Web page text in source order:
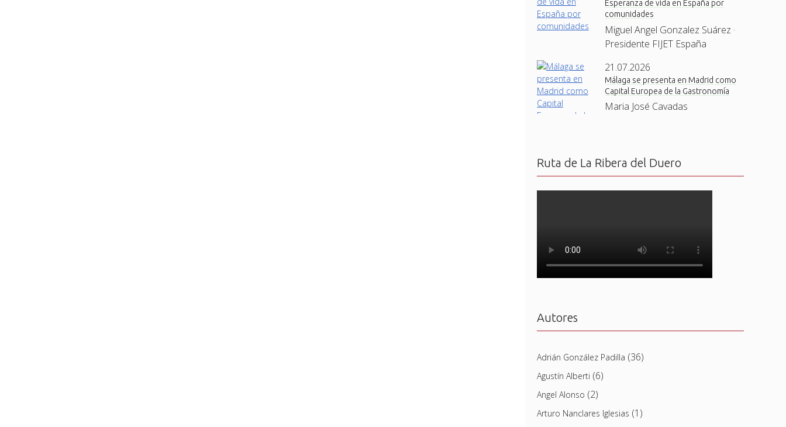
Esperanza de vida en España por
comunidades
Miguel Angel Gonzalez Suárez ·
Presidente FIJET España
21.07.2026
Málaga se presenta en Madrid como
Capital Europea de la Gastronomía
Maria José Cavadas
Ruta de La Ribera del Duero
Autores
Adrián González Padilla (36)
Agustín Alberti (6)
Angel Alonso (2)
Arturo Nanclares Iglesias (1)